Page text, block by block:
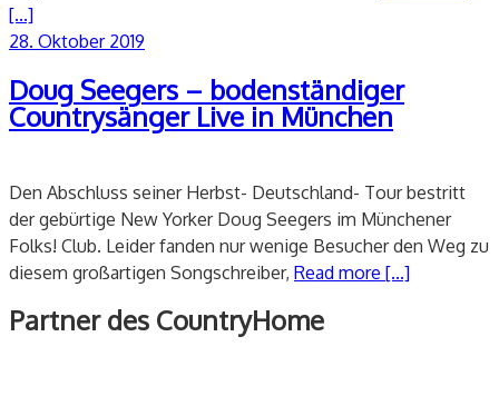
[...]
Veröffentlicht
28. Oktober 2019
Doug Seegers – bodenständiger
Countrysänger Live in München
Den Abschluss seiner Herbst- Deutschland- Tour bestritt
der gebürtige New Yorker Doug Seegers im Münchener
Folks! Club. Leider fanden nur wenige Besucher den Weg zu
diesem großartigen Songschreiber, Read more [...]
Partner des CountryHome